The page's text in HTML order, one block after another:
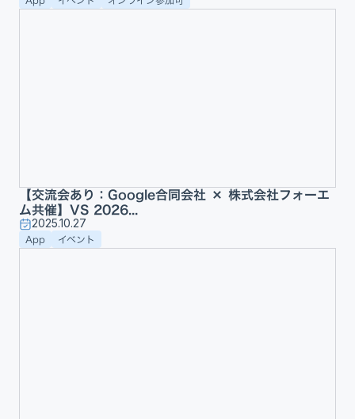
【交流会あり：Google合同会社 × 株式会社フォーエ
ム共催】VS 2026...
2025.10.27
App イベント